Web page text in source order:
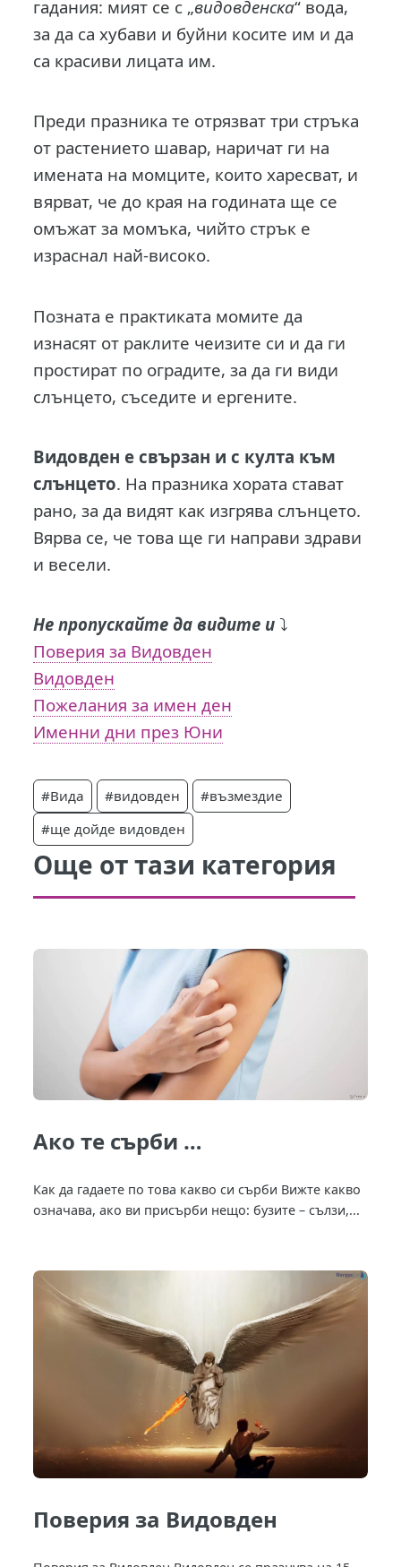
гадания: мият се с „видовденска“ вода,
за да са хубави и буйни косите им и да
са красиви лицата им.
Преди празника те отрязват три стръка
от растението шавар, наричат ги на
имената на момците, които харесват, и
вярват, че до края на годината ще се
омъжат за момъка, чийто стрък е
израснал най-високо.
Позната е практиката момите да
изнасят от раклите чеизите си и да ги
простират по оградите, за да ги види
слънцето, съседите и ергените.
Видовден е свързан и с култа към
слънцето. На празника хората стават
рано, за да видят как изгрява слънцето.
Вярва се, че това ще ги направи здрави
и весели.
Не пропускайте да видите и ⤵️
Поверия за Видовден
Видовден
Пожелания за имен ден
Именни дни през Юни
#Вида #видовден
#възмездие
#ще дойде видовден
Още от тази категория
Ако те сърби …
Как да гадаете по това какво си сърби Вижте какво
означава, ако ви присърби нещо: бузите – сълзи,...
Поверия за Видовден